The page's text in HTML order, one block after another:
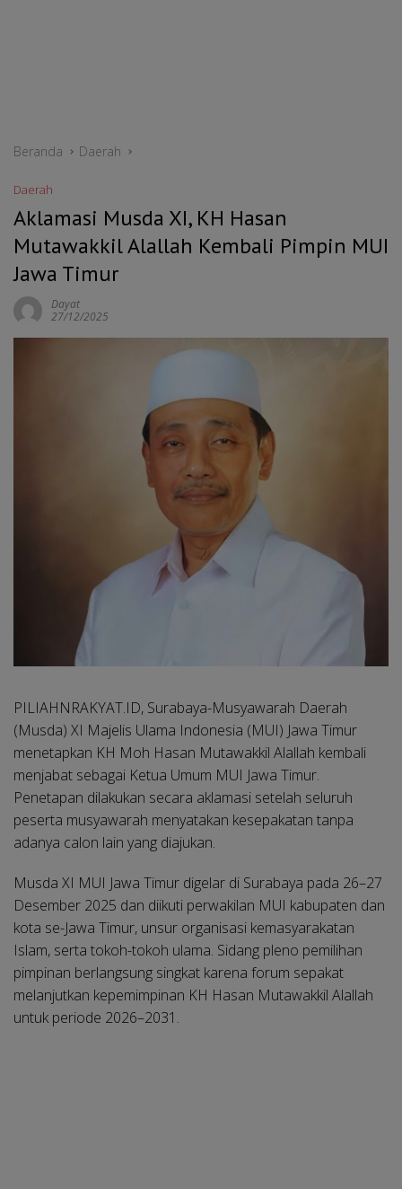
Beranda Daerah
Daerah
Aklamasi Musda XI, KH Hasan
Mutawakkil Alallah Kembali Pimpin MUI
Jawa Timur
Dayat
27/12/2025
PILIAHNRAKYAT.ID, Surabaya-Musyawarah Daerah
(Musda) XI Majelis Ulama Indonesia (MUI) Jawa Timur
menetapkan KH Moh Hasan Mutawakkil Alallah kembali
menjabat sebagai Ketua Umum MUI Jawa Timur.
Penetapan dilakukan secara aklamasi setelah seluruh
peserta musyawarah menyatakan kesepakatan tanpa
adanya calon lain yang diajukan.
Musda XI MUI Jawa Timur digelar di Surabaya pada 26–27
Desember 2025 dan diikuti perwakilan MUI kabupaten dan
kota se-Jawa Timur, unsur organisasi kemasyarakatan
Islam, serta tokoh-tokoh ulama. Sidang pleno pemilihan
pimpinan berlangsung singkat karena forum sepakat
melanjutkan kepemimpinan KH Hasan Mutawakkil Alallah
untuk periode 2026–2031.